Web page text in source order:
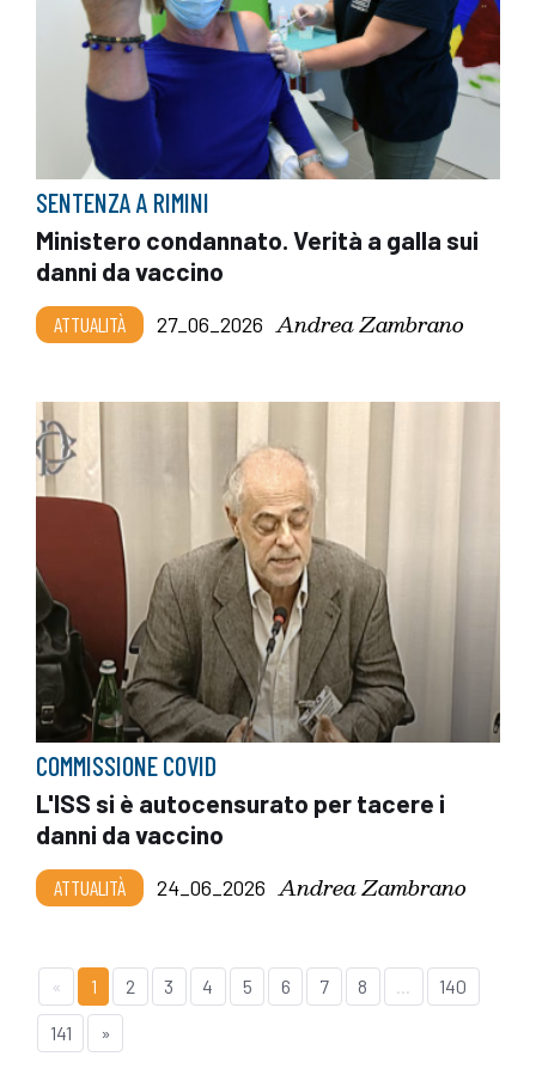
SENTENZA A RIMINI
Ministero condannato. Verità a galla sui
danni da vaccino
ATTUALITÀ 27_06_2026 Andrea Zambrano
COMMISSIONE COVID
L'ISS si è autocensurato per tacere i
danni da vaccino
ATTUALITÀ 24_06_2026 Andrea Zambrano
« 1 2 3 4 5 6 7 8 ... 140
141 »